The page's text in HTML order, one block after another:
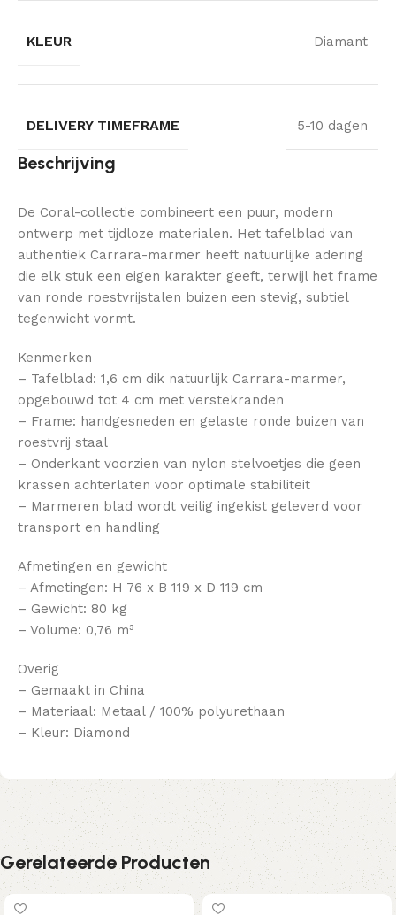
KLEUR Diamant
DELIVERY TIMEFRAME 5-10 dagen
Beschrijving
De Coral-collectie combineert een puur, modern
ontwerp met tijdloze materialen. Het tafelblad van
authentiek Carrara-marmer heeft natuurlijke adering
die elk stuk een eigen karakter geeft, terwijl het frame
van ronde roestvrijstalen buizen een stevig, subtiel
tegenwicht vormt.
Kenmerken
– Tafelblad: 1,6 cm dik natuurlijk Carrara-marmer,
opgebouwd tot 4 cm met verstekranden
– Frame: handgesneden en gelaste ronde buizen van
roestvrij staal
– Onderkant voorzien van nylon stelvoetjes die geen
krassen achterlaten voor optimale stabiliteit
– Marmeren blad wordt veilig ingekist geleverd voor
transport en handling
Afmetingen en gewicht
– Afmetingen: H 76 x B 119 x D 119 cm
– Gewicht: 80 kg
– Volume: 0,76 m³
Overig
– Gemaakt in China
– Materiaal: Metaal / 100% polyurethaan
– Kleur: Diamond
Gerelateerde Producten